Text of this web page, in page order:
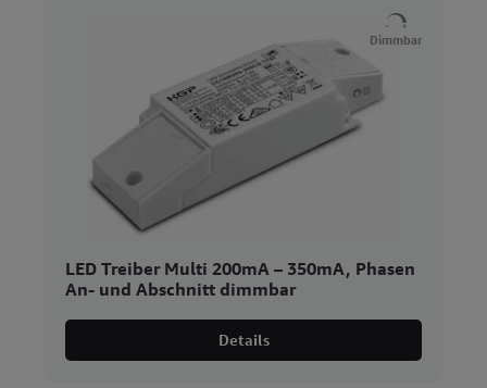
Dimmbar
LED Treiber Multi 200mA – 350mA, Phasen
An- und Abschnitt dimmbar
Details